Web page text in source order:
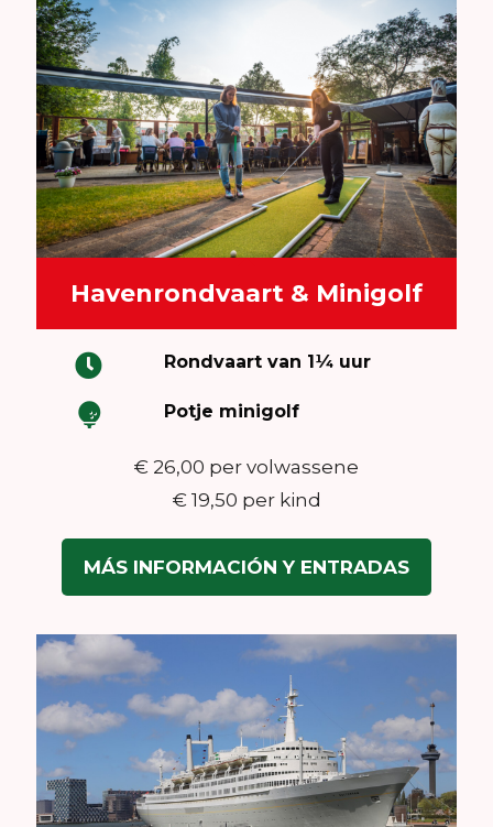
Havenrondvaart & Minigolf
Rondvaart van 1¼ uur
Potje minigolf
€ 26,00 per volwassene
€ 19,50 per kind
MÁS INFORMACIÓN Y ENTRADAS